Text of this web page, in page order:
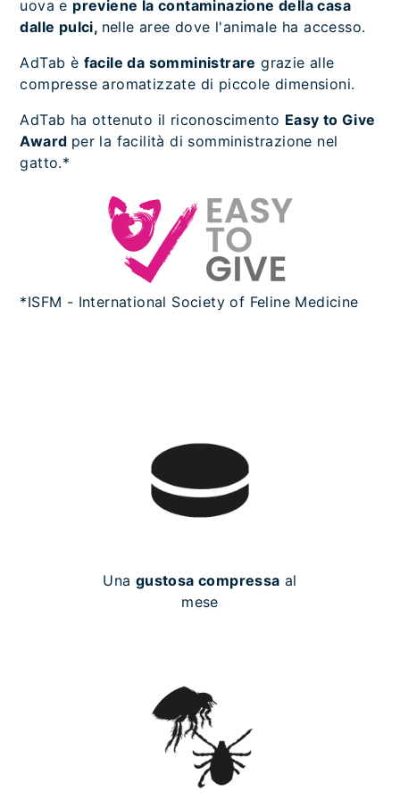
uova e previene la contaminazione della casa
dalle pulci, nelle aree dove l'animale ha accesso.
AdTab è facile da somministrare grazie alle
compresse aromatizzate di piccole dimensioni.
AdTab ha ottenuto il riconoscimento Easy to Give
Award per la facilità di somministrazione nel
gatto.*
*ISFM - International Society of Feline Medicine
Una gustosa compressa al
mese